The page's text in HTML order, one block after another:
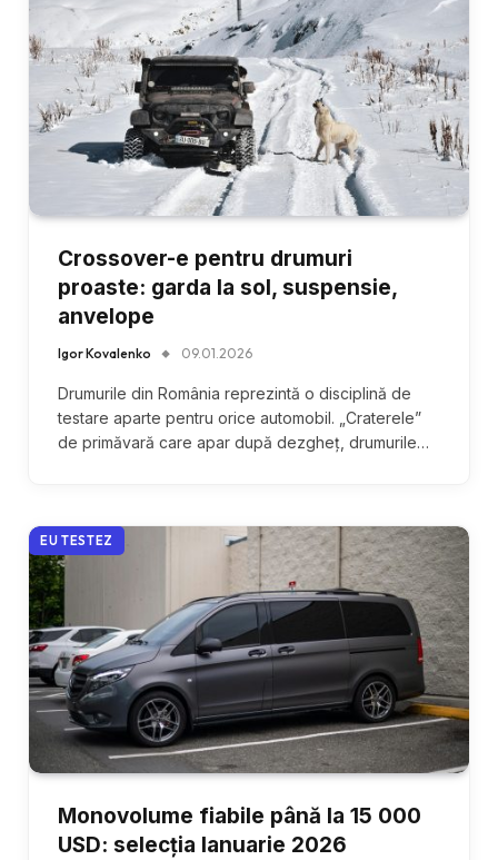
Crossover-e pentru drumuri
proaste: garda la sol, suspensie,
anvelope
Igor Kovalenko 09.01.2026
Drumurile din România reprezintă o disciplină de
testare aparte pentru orice automobil. „Craterele”
de primăvară care apar după dezgheț, drumurile…
EU TESTEZ
Monovolume fiabile până la 15 000
USD: selecția Ianuarie 2026